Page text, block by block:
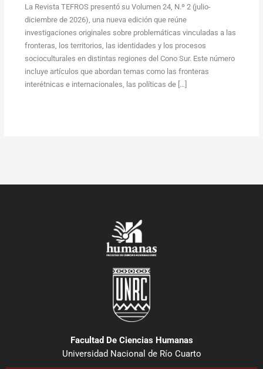
La Revista TEFROS presentó su Volumen 24, N.º 2 (julio-
diciembre de 2026), una nueva edición que reúne
investigaciones originales sobre problemáticas vinculadas a las
fronteras, los territorios, las identidades y los procesos
socioculturales en distintas regiones del Cono Sur. Este número
incluye artículos que abordan temas como las fronteras
interétnicas e internacionales, las políticas de […]
Facultad De Ciencias Humanas
Universidad Nacional de Río Cuarto